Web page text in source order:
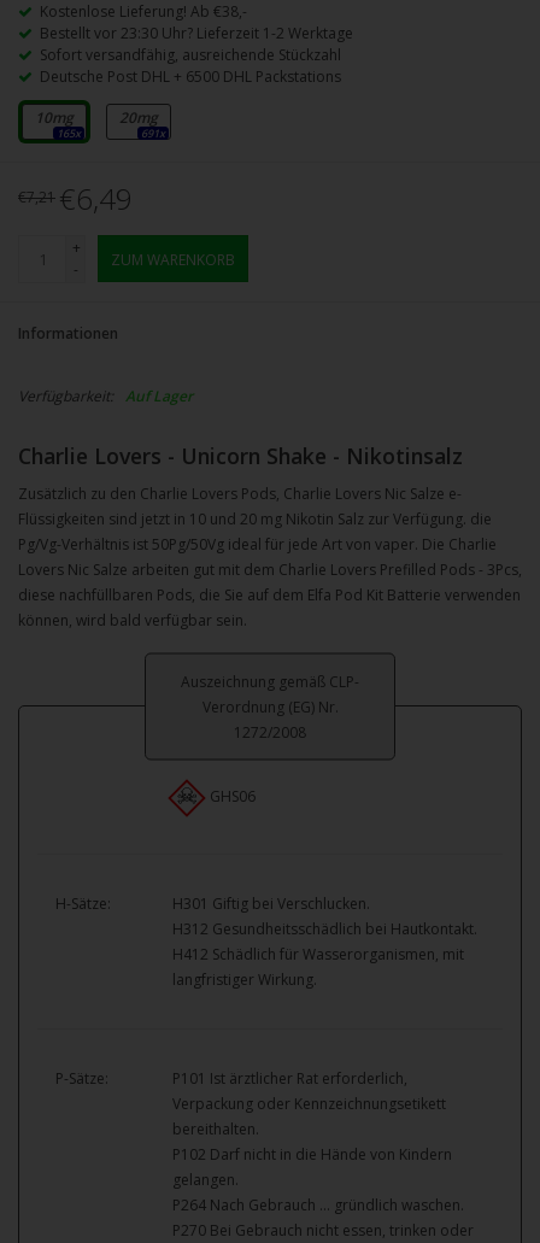
Kostenlose Lieferung! Ab €38,-
Bestellt vor 23:30 Uhr? Lieferzeit 1-2 Werktage
Sofort versandfähig, ausreichende Stückzahl
Deutsche Post DHL + 6500 DHL Packstations
10mg
165x
20mg
691x
€7,21 €6,49
+
-
ZUM WARENKORB
Informationen
Verfügbarkeit: Auf Lager
Charlie Lovers - Unicorn Shake - Nikotinsalz
Zusätzlich zu den Charlie Lovers Pods, Charlie Lovers Nic Salze e-
Flüssigkeiten sind jetzt in 10 und 20 mg Nikotin Salz zur Verfügung. die
Pg/Vg-Verhältnis ist 50Pg/50Vg ideal für jede Art von vaper. Die Charlie
Lovers Nic Salze arbeiten gut mit dem Charlie Lovers Prefilled Pods - 3Pcs,
diese nachfüllbaren Pods, die Sie auf dem Elfa Pod Kit Batterie verwenden
können, wird bald verfügbar sein.
Auszeichnung gemäß CLP-
Verordnung (EG) Nr.
1272/2008
GHS06
H-Sätze:
H301 Giftig bei Verschlucken.
H312 Gesundheitsschädlich bei Hautkontakt.
H412 Schädlich für Wasserorganismen, mit
langfristiger Wirkung.
P-Sätze:
P101 Ist ärztlicher Rat erforderlich,
Verpackung oder Kennzeichnungsetikett
bereithalten.
P102 Darf nicht in die Hände von Kindern
gelangen.
P264 Nach Gebrauch … gründlich waschen.
P270 Bei Gebrauch nicht essen, trinken oder